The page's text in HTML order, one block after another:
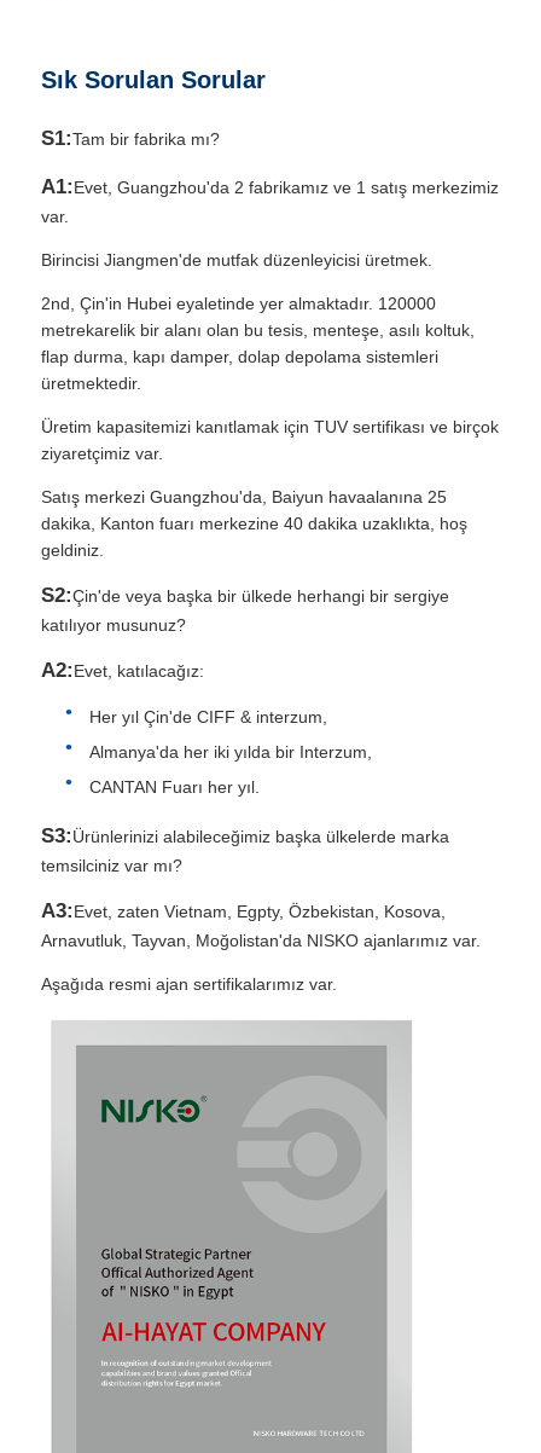
Sık Sorulan Sorular
S1:Tam bir fabrika mı?
A1:Evet, Guangzhou'da 2 fabrikamız ve 1 satış merkezimiz
var.
Birincisi Jiangmen'de mutfak düzenleyicisi üretmek.
2nd, Çin'in Hubei eyaletinde yer almaktadır. 120000
metrekarelik bir alanı olan bu tesis, menteşe, asılı koltuk,
flap durma, kapı damper, dolap depolama sistemleri
üretmektedir.
Üretim kapasitemizi kanıtlamak için TUV sertifikası ve birçok
ziyaretçimiz var.
Satış merkezi Guangzhou'da, Baiyun havaalanına 25
dakika, Kanton fuarı merkezine 40 dakika uzaklıkta, hoş
geldiniz.
S2:Çin'de veya başka bir ülkede herhangi bir sergiye
katılıyor musunuz?
A2:Evet, katılacağız:
Her yıl Çin'de CIFF & interzum,
Almanya'da her iki yılda bir Interzum,
CANTAN Fuarı her yıl.
S3:Ürünlerinizi alabileceğimiz başka ülkelerde marka
temsilciniz var mı?
A3:Evet, zaten Vietnam, Egpty, Özbekistan, Kosova,
Arnavutluk, Tayvan, Moğolistan'da NISKO ajanlarımız var.
Aşağıda resmi ajan sertifikalarımız var.